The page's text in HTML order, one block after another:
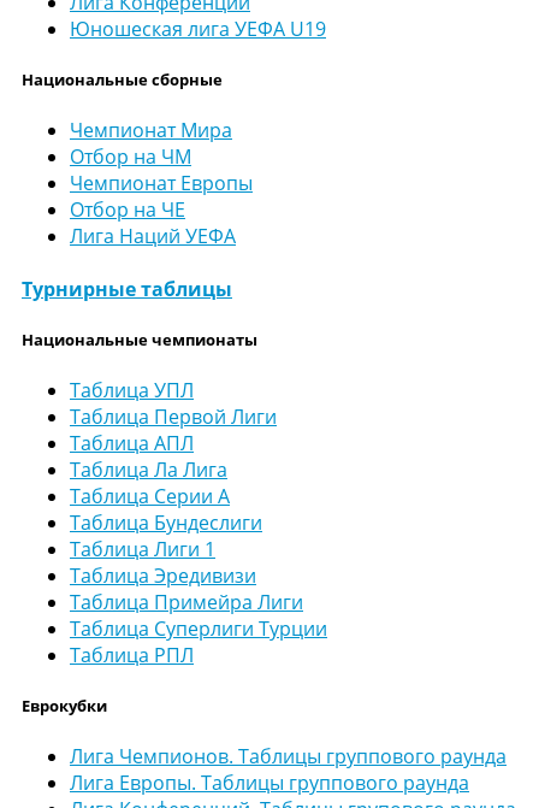
Юношеская лига УЕФА U19
Национальные сборные
Чемпионат Мира
Отбор на ЧМ
Чемпионат Европы
Отбор на ЧЕ
Лига Наций УЕФА
Турнирные таблицы
Национальные чемпионаты
Таблица УПЛ
Таблица Первой Лиги
Таблица АПЛ
Таблица Ла Лига
Таблица Серии А
Таблица Бундеслиги
Таблица Лиги 1
Таблица Эредивизи
Таблица Примейра Лиги
Таблица Суперлиги Турции
Таблица РПЛ
Еврокубки
Лига Чемпионов. Таблицы группового раунда
Лига Европы. Таблицы группового раунда